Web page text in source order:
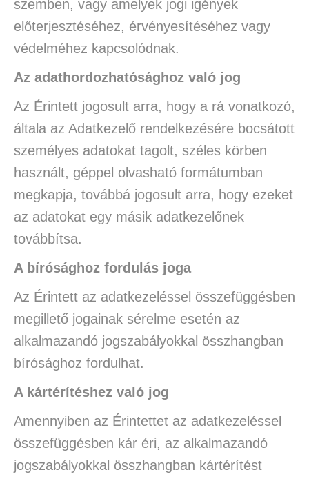
szemben, vagy amelyek jogi igények
előterjesztéséhez, érvényesítéséhez vagy
védelméhez kapcsolódnak.
Az adathordozhatósághoz való jog
Az Érintett jogosult arra, hogy a rá vonatkozó,
általa az Adatkezelő rendelkezésére bocsátott
személyes adatokat tagolt, széles körben
használt, géppel olvasható formátumban
megkapja, továbbá jogosult arra, hogy ezeket
az adatokat egy másik adatkezelőnek
továbbítsa.
A bírósághoz fordulás joga
Az Érintett az adatkezeléssel összefüggésben
megillető jogainak sérelme esetén az
alkalmazandó jogszabályokkal összhangban
bírósághoz fordulhat.
A kártérítéshez való jog
Amennyiben az Érintettet az adatkezeléssel
összefüggésben kár éri, az alkalmazandó
jogszabályokkal összhangban kártérítést